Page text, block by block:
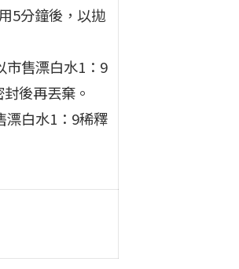
5分鐘後，以拋
市售漂白水1：9
後再丟棄。
漂白水1：9稀釋